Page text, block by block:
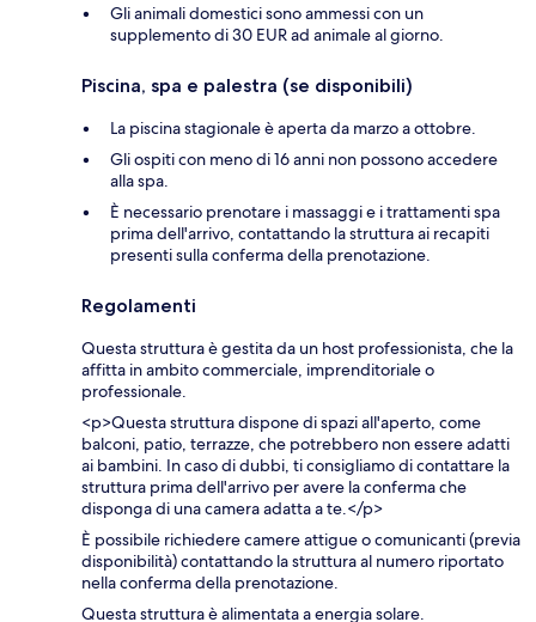
Gli animali domestici sono ammessi con un
supplemento di 30 EUR ad animale al giorno.
Piscina, spa e palestra (se disponibili)
La piscina stagionale è aperta da marzo a ottobre.
Gli ospiti con meno di 16 anni non possono accedere
alla spa.
È necessario prenotare i massaggi e i trattamenti spa
prima dell'arrivo, contattando la struttura ai recapiti
presenti sulla conferma della prenotazione.
Regolamenti
Questa struttura è gestita da un host professionista, che la
affitta in ambito commerciale, imprenditoriale o
professionale.
<p>Questa struttura dispone di spazi all'aperto, come
balconi, patio, terrazze, che potrebbero non essere adatti
ai bambini. In caso di dubbi, ti consigliamo di contattare la
struttura prima dell'arrivo per avere la conferma che
disponga di una camera adatta a te.</p>
È possibile richiedere camere attigue o comunicanti (previa
disponibilità) contattando la struttura al numero riportato
nella conferma della prenotazione.
Questa struttura è alimentata a energia solare.